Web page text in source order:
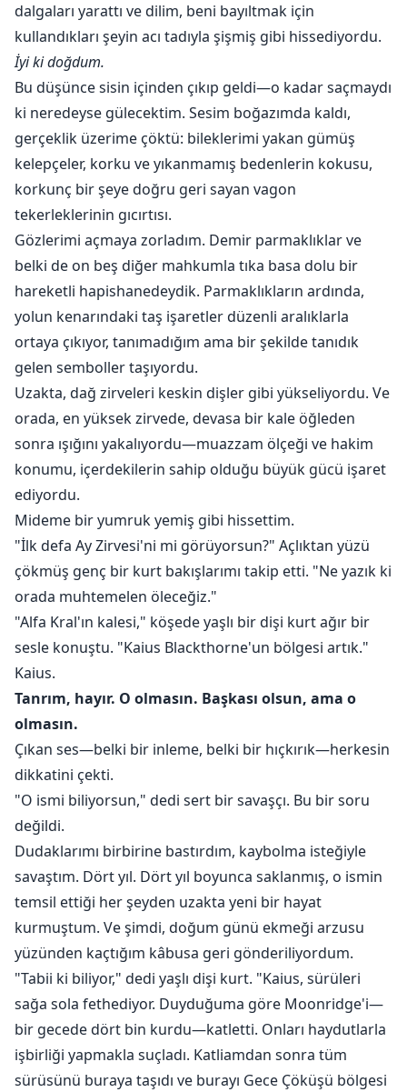
dalgaları yarattı ve dilim, beni bayıltmak için
kullandıkları şeyin acı tadıyla şişmiş gibi hissediyordu.
İyi ki doğdum.
Bu düşünce sisin içinden çıkıp geldi—o kadar saçmaydı
ki neredeyse gülecektim. Sesim boğazımda kaldı,
gerçeklik üzerime çöktü: bileklerimi yakan gümüş
kelepçeler, korku ve yıkanmamış bedenlerin kokusu,
korkunç bir şeye doğru geri sayan vagon
tekerleklerinin gıcırtısı.
Gözlerimi açmaya zorladım. Demir parmaklıklar ve
belki de on beş diğer mahkumla tıka basa dolu bir
hareketli hapishanedeydik. Parmaklıkların ardında,
yolun kenarındaki taş işaretler düzenli aralıklarla
ortaya çıkıyor, tanımadığım ama bir şekilde tanıdık
gelen semboller taşıyordu.
Uzakta, dağ zirveleri keskin dişler gibi yükseliyordu. Ve
orada, en yüksek zirvede, devasa bir kale öğleden
sonra ışığını yakalıyordu—muazzam ölçeği ve hakim
konumu, içerdekilerin sahip olduğu büyük gücü işaret
ediyordu.
Mideme bir yumruk yemiş gibi hissettim.
"İlk defa Ay Zirvesi'ni mi görüyorsun?" Açlıktan yüzü
çökmüş genç bir kurt bakışlarımı takip etti. "Ne yazık ki
orada muhtemelen öleceğiz."
"Alfa Kral'ın kalesi," köşede yaşlı bir dişi kurt ağır bir
sesle konuştu. "Kaius Blackthorne'un bölgesi artık."
Kaius.
Tanrım, hayır. O olmasın. Başkası olsun, ama o
olmasın.
Çıkan ses—belki bir inleme, belki bir hıçkırık—herkesin
dikkatini çekti.
"O ismi biliyorsun," dedi sert bir savaşçı. Bu bir soru
değildi.
Dudaklarımı birbirine bastırdım, kaybolma isteğiyle
savaştım. Dört yıl. Dört yıl boyunca saklanmış, o ismin
temsil ettiği her şeyden uzakta yeni bir hayat
kurmuştum. Ve şimdi, doğum günü ekmeği arzusu
yüzünden kaçtığım kâbusa geri gönderiliyordum.
"Tabii ki biliyor," dedi yaşlı dişi kurt. "Kaius, sürüleri
sağa sola fethediyor. Duyduğuma göre Moonridge'i—
bir gecede dört bin kurdu—katletti. Onları haydutlarla
işbirliği yapmakla suçladı. Katliamdan sonra tüm
sürüsünü buraya taşıdı ve burayı Gece Çöküşü bölgesi